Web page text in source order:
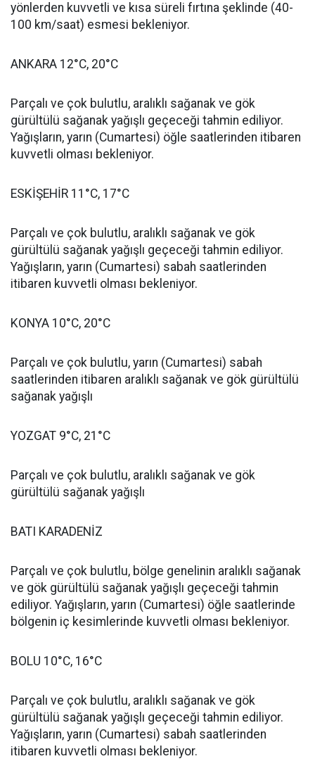
yönlerden kuvvetli ve kısa süreli fırtına şeklinde (40-
100 km/saat) esmesi bekleniyor.
ANKARA 12°C, 20°C
Parçalı ve çok bulutlu, aralıklı sağanak ve gök
gürültülü sağanak yağışlı geçeceği tahmin ediliyor.
Yağışların, yarın (Cumartesi) öğle saatlerinden itibaren
kuvvetli olması bekleniyor.
ESKİŞEHİR 11°C, 17°C
Parçalı ve çok bulutlu, aralıklı sağanak ve gök
gürültülü sağanak yağışlı geçeceği tahmin ediliyor.
Yağışların, yarın (Cumartesi) sabah saatlerinden
itibaren kuvvetli olması bekleniyor.
KONYA 10°C, 20°C
Parçalı ve çok bulutlu, yarın (Cumartesi) sabah
saatlerinden itibaren aralıklı sağanak ve gök gürültülü
sağanak yağışlı
YOZGAT 9°C, 21°C
Parçalı ve çok bulutlu, aralıklı sağanak ve gök
gürültülü sağanak yağışlı
BATI KARADENİZ
Parçalı ve çok bulutlu, bölge genelinin aralıklı sağanak
ve gök gürültülü sağanak yağışlı geçeceği tahmin
ediliyor. Yağışların, yarın (Cumartesi) öğle saatlerinde
bölgenin iç kesimlerinde kuvvetli olması bekleniyor.
BOLU 10°C, 16°C
Parçalı ve çok bulutlu, aralıklı sağanak ve gök
gürültülü sağanak yağışlı geçeceği tahmin ediliyor.
Yağışların, yarın (Cumartesi) sabah saatlerinden
itibaren kuvvetli olması bekleniyor.